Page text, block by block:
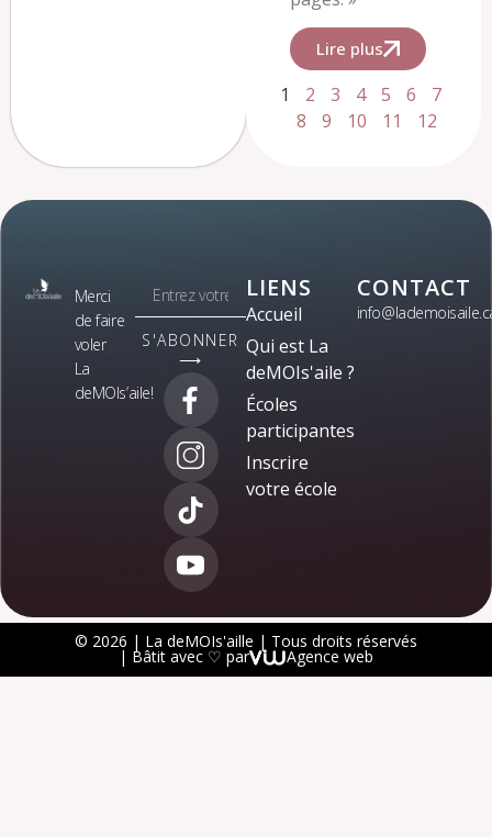
Lire plus
1 2 3 4 5 6
7
8
9 10 11 12
Merci
de faire
voler
La
deMOIs’aile!
S'ABONNER
⟶
LIENS
Accueil
Qui est La
deMOIs'aile ?
Écoles
participantes
Inscrire
votre école
CONTACT
© 2026 | La deMOIs'aille | Tous droits réservés
| Bâtit avec ♡ par Agence web